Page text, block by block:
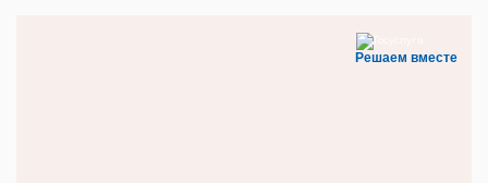
Решаем вместе